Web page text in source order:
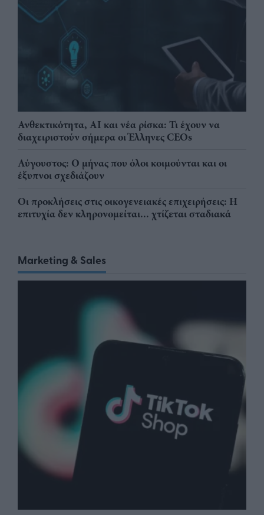
Ανθεκτικότητα, AI και νέα ρίσκα: Τι έχουν να
διαχειριστούν σήμερα οι Έλληνες CEOs
Αύγουστος: Ο μήνας που όλοι κοιμούνται και οι
έξυπνοι σχεδιάζουν
Οι προκλήσεις στις οικογενειακές επιχειρήσεις: Η
επιτυχία δεν κληρονομείται... χτίζεται σταδιακά
Marketing & Sales